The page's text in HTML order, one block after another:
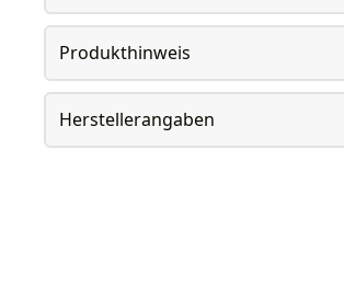
Produkthinweis
Herstellerangaben